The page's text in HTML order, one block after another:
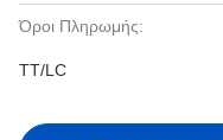
Όροι Πληρωμής:
TT/LC